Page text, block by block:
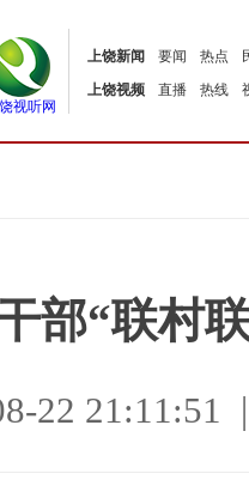
视听网
上饶新闻 要闻 热点
上饶视频
直播 热线
部“联村
22